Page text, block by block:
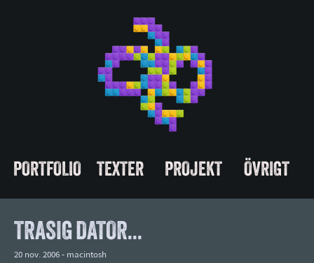
PORTFOLIO TEXTER PROJEKT ÖVRIGT
TRASIG DATOR...
20 nov. 2006 - macintosh